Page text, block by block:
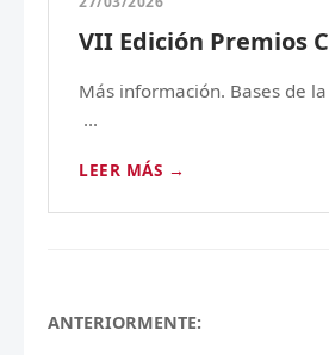
VII Edición Premios
Más información. Bases de
...
LEER MÁS →
ANTERIORMENTE: